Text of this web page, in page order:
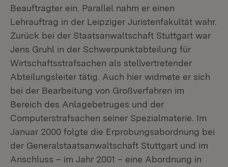
Beauftragter ein. Parallel nahm er einen
Lehrauftrag in der Leipziger Juristenfakultät wahr.
Zurück bei der Staatsanwaltschaft Stuttgart war
Jens Gruhl in der Schwerpunktabteilung für
Wirtschaftsstrafsachen als stellvertretender
Abteilungsleiter tätig. Auch hier widmete er sich
bei der Bearbeitung von Großverfahren im
Bereich des Anlagebetruges und der
Computerstrafsachen seiner Spezialmaterie. Im
Januar 2000 folgte die Erprobungsabordnung bei
der Generalstaatsanwaltschaft Stuttgart und im
Anschluss – im Jahr 2001 – eine Abordnung in